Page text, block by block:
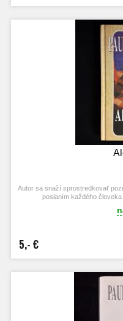
Autor sa snaží sprostredkovať
poslaním každého
5,- €